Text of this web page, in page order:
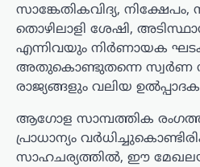
സാങ്കേതികവിദ്യ,
തൊഴിലാളി ശേഷി,
എന്നിവയും നിർണായക
അതുകൊണ്ടുതന്നെ സ്വർണ
രാജ്യങ്ങളും വലിയ
ആഗോള സാമ്പത്തിക
പ്രാധാന്യം
സാഹചര്യത്തിൽ, ഈ